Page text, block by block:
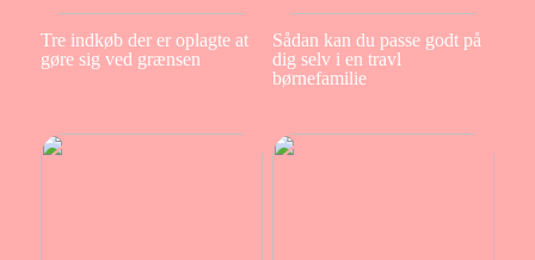
Tre indkøb der er oplagte at
gøre sig ved grænsen
Sådan kan du passe godt på
dig selv i en travl
børnefamilie